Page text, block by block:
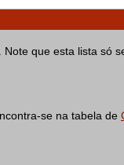
que esta lista só
se na tabela de